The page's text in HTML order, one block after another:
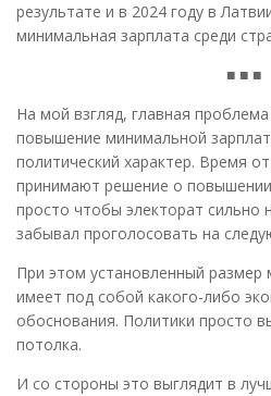
результате и в 2024 году в
минимальная зарплата среди
■ ■ ■
На мой взгляд, главная
повышение минимальной
политический характер. Время
принимают решение о
просто чтобы электорат сильно
забывал проголосовать на
При этом установленный размер
имеет под собой какого-либо
обоснования. Политики просто
потолка.
И со стороны это выглядит в